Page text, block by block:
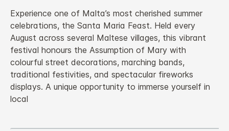
Experience one of Malta’s most cherished summer
celebrations, the Santa Maria Feast. Held every
August across several Maltese villages, this vibrant
festival honours the Assumption of Mary with
colourful street decorations, marching bands,
traditional festivities, and spectacular fireworks
displays. A unique opportunity to immerse yourself in
local